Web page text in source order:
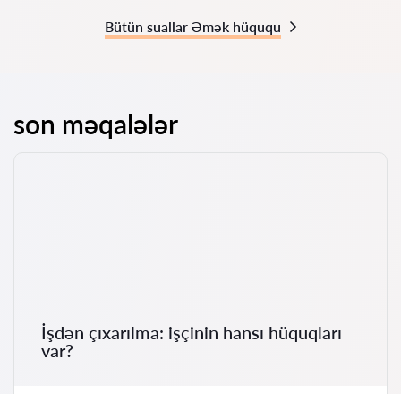
Bütün suallar Əmək hüququ
son məqalələr
İşdən çıxarılma: işçinin hansı hüquqları
var?